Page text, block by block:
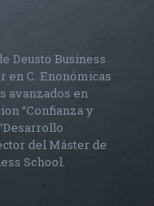
Deusto Business
en C. Enonómicas
avanzados en
“Confianza y
del Máster de
School.